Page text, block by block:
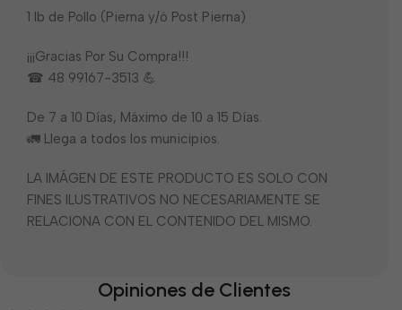
1 lb de Pollo (Pierna y/ó Post Pierna)
¡¡¡Gracias Por Su Compra!!!
☎ 48 99167-3513 💪
De 7 a 10 Días, Máximo de 10 a 15 Días.
🚛 Llega a todos los municipios.
LA IMÁGEN DE ESTE PRODUCTO ES SOLO CON
FINES ILUSTRATIVOS NO NECESARIAMENTE SE
RELACIONA CON EL CONTENIDO DEL MISMO.
Opiniones de Clientes